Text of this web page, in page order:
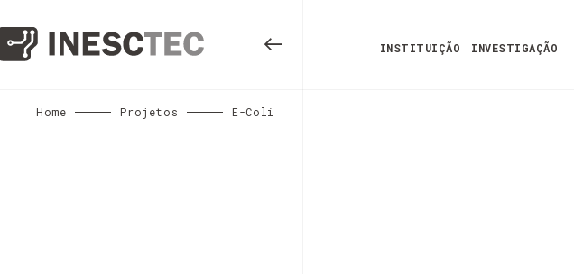
INSTITUIÇÃO INVESTIGAÇÃO
Home Projetos E-Coli